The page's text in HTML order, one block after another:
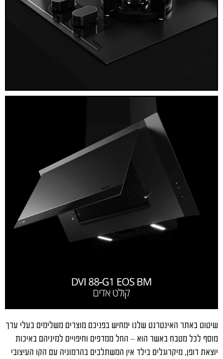
שיטוט באתר האינטרנט שלנו ימחיש בפניכם מוצרים משלימים בעלי ערך
מוסף לכל מטבח באשר הוא – החל ממדפים וחיפויים למיניהם באיכות
יוצאת דופן, מיקרוגלים בילד אין המשתלבים בהרמוניה עם הקו העיצובי